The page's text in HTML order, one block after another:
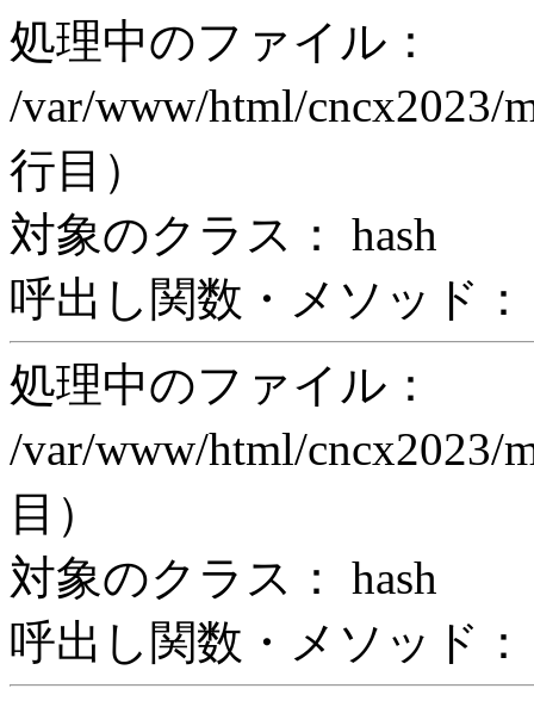
処理中のファイル：
/var/www/html/cncx2023/
行目）
対象のクラス： hash
呼出し関数・メソッド：
処理中のファイル：
/var/www/html/cncx2023/
目）
対象のクラス： hash
呼出し関数・メソッド：